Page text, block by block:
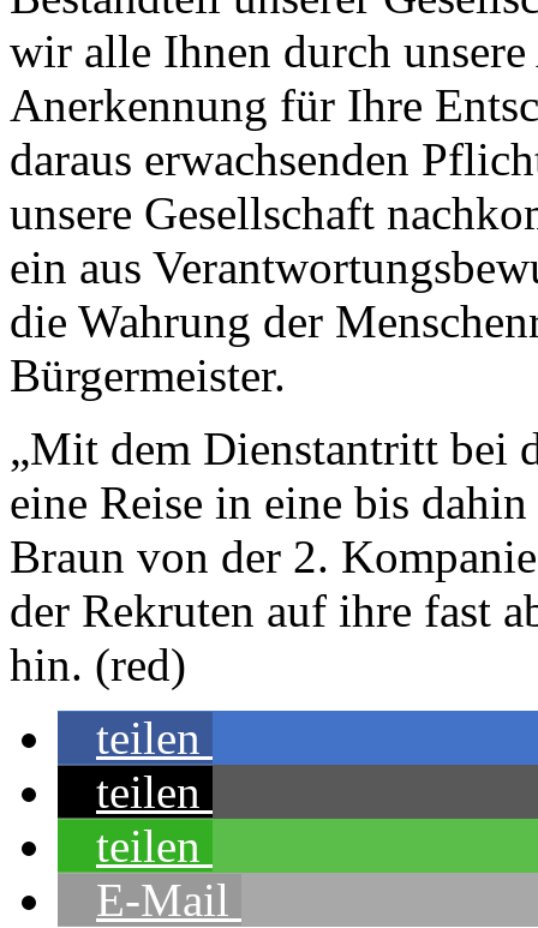
wir alle Ihnen durch
Anerkennung für Ihre
daraus erwachsenden
unsere Gesellschaft
ein aus
die Wahrung der
Bürgermeister.
„Mit dem Dienstantritt bei
eine Reise in eine bis
Braun von der 2.
der Rekruten auf ihre fast
hin. (red)
teilen
teilen
teilen
E-Mail